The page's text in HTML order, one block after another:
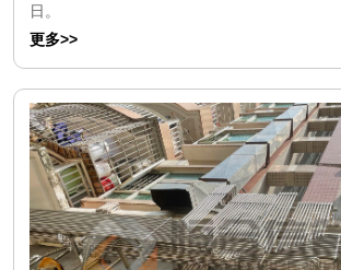
日。
更多>>